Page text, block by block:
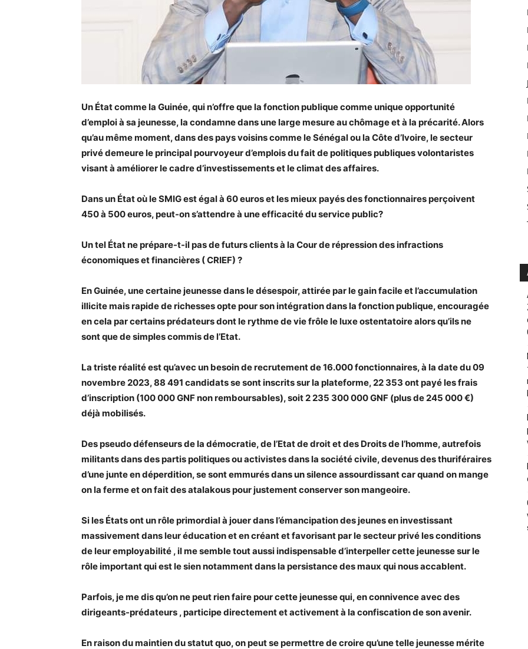
Un État comme la Guinée, qui n’offre que la fonction publique comme unique opportunité
d’emploi à sa jeunesse, la condamne dans une large mesure au chômage et à la précarité. Alors
qu’au même moment, dans des pays voisins comme le Sénégal ou la Côte d’Ivoire, le secteur
privé demeure le principal pourvoyeur d’emplois du fait de politiques publiques volontaristes
visant à améliorer le cadre d’investissements et le climat des affaires.
Dans un État où le SMIG est égal à 60 euros et les mieux payés des fonctionnaires perçoivent
450 à 500 euros, peut-on s’attendre à une efficacité du service public?
Un tel État ne prépare-t-il pas de futurs clients à la Cour de répression des infractions
économiques et financières ( CRIEF) ?
En Guinée, une certaine jeunesse dans le désespoir, attirée par le gain facile et l’accumulation
illicite mais rapide de richesses opte pour son intégration dans la fonction publique, encouragée
en cela par certains prédateurs dont le rythme de vie frôle le luxe ostentatoire alors qu’ils ne
sont que de simples commis de l’Etat.
La triste réalité est qu’avec un besoin de recrutement de 16.000 fonctionnaires, à la date du 09
novembre 2023, 88 491 candidats se sont inscrits sur la plateforme, 22 353 ont payé les frais
d’inscription (100 000 GNF non remboursables), soit 2 235 300 000 GNF (plus de 245 000 €)
déjà mobilisés.
Des pseudo défenseurs de la démocratie, de l’Etat de droit et des Droits de l’homme, autrefois
militants dans des partis politiques ou activistes dans la société civile, devenus des thuriféraires
d’une junte en déperdition, se sont emmurés dans un silence assourdissant car quand on mange
on la ferme et on fait des atalakous pour justement conserver son mangeoire.
Si les États ont un rôle primordial à jouer dans l’émancipation des jeunes en investissant
massivement dans leur éducation et en créant et favorisant par le secteur privé les conditions
de leur employabilité , il me semble tout aussi indispensable d’interpeller cette jeunesse sur le
rôle important qui est le sien notamment dans la persistance des maux qui nous accablent.
Parfois, je me dis qu’on ne peut rien faire pour cette jeunesse qui, en connivence avec des
dirigeants-prédateurs , participe directement et activement à la confiscation de son avenir.
En raison du maintien du statut quo, on peut se permettre de croire qu’une telle jeunesse mérite